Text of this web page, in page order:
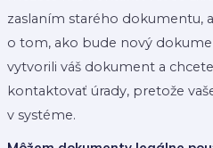
zaslaním starého dokumentu,
o tom, ako bude nový
vytvorili váš dokument a
kontaktovať úrady, pretože
v systéme.